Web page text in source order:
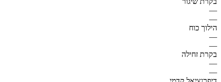
—
—
הילוך כוח
—
—
בקרת זחילה
—
—